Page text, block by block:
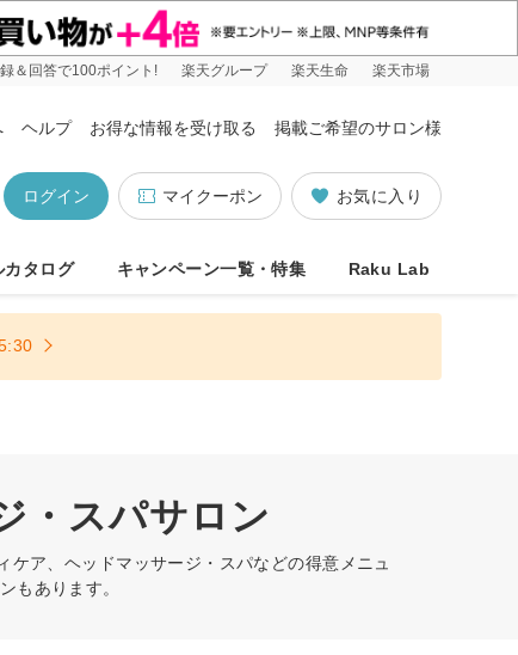
＆回答で100ポイント! 楽天グループ 楽天生命 楽天市場
ヘルプ お得な情報を受け取る 掲載ご希望のサロン様
お気に入り
マイクーポン
ログイン
カタログ キャンペーン一覧・特集 Raku Lab
・スパサロン
ア、ヘッドマッサージ・スパなどの得意メニュ
もあります。